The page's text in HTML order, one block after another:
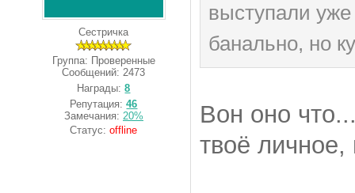
Сестричка
Группа: Проверенные
Сообщений: 2473
Награды:8
Репутация:46
Замечания: 20%
Статус:offline
выступали
банально, но
Вон оно
твоё